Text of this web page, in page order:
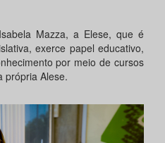
Mazza, a Elese, que é
exerce papel educativo,
por meio de cursos
própria Alese.